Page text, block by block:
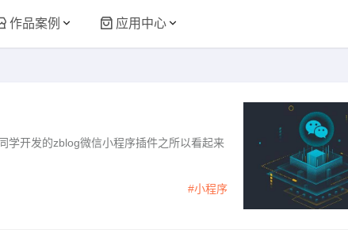
作品案例 应用中心
学开发的zblog微信小程序插件之所以看起来
#小程序